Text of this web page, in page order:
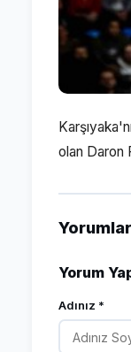
olan Daron
Yorum
Adınız *